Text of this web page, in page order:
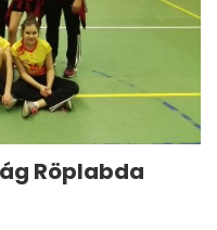
Röplabda